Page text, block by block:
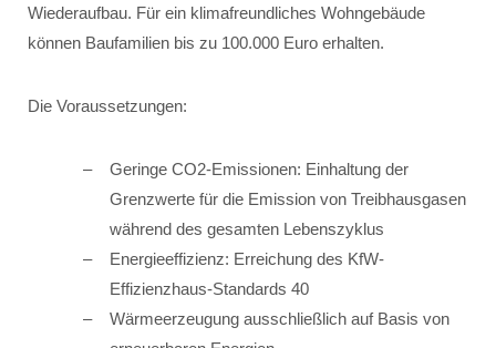
Wiederaufbau. Für ein klimafreundliches Wohngebäude
können Baufamilien bis zu 100.000 Euro erhalten.
Die Voraussetzungen:
Geringe CO2-Emissionen: Einhaltung der
Grenzwerte für die Emission von Treibhausgasen
während des gesamten Lebenszyklus
Energieeffizienz: Erreichung des KfW-
Effizienzhaus-Standards 40
Wärmeerzeugung ausschließlich auf Basis von